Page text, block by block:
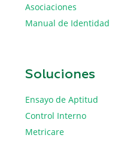
Asociaciones
Manual de Identidad
Soluciones
Ensayo de Aptitud
Control Interno
Metricare